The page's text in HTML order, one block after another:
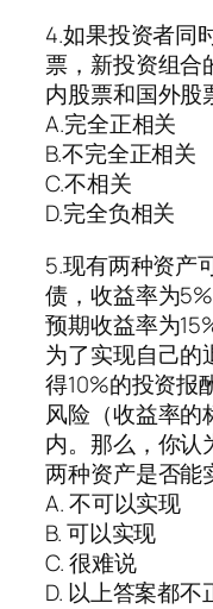
4.如果投资者同
票，新投资组合
内股票和国外股
A.完全正相关
B.不完全正相关
C.不相关
D.完全负相关
5.现有两种资产
债，收益率为
预期收益率为
为了实现自己的
得10%的投资报
风险（收益率的
内。那么，你认
两种资产是否能
A. 不可以实现
B. 可以实现
C. 很难说
D. 以上答案都不